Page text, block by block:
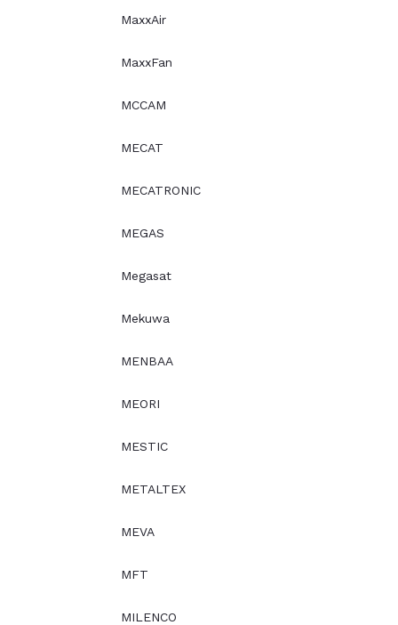
MaxxAir
MaxxFan
MCCAM
MECAT
MECATRONIC
MEGAS
Megasat
Mekuwa
MENBAA
MEORI
MESTIC
METALTEX
MEVA
MFT
MILENCO